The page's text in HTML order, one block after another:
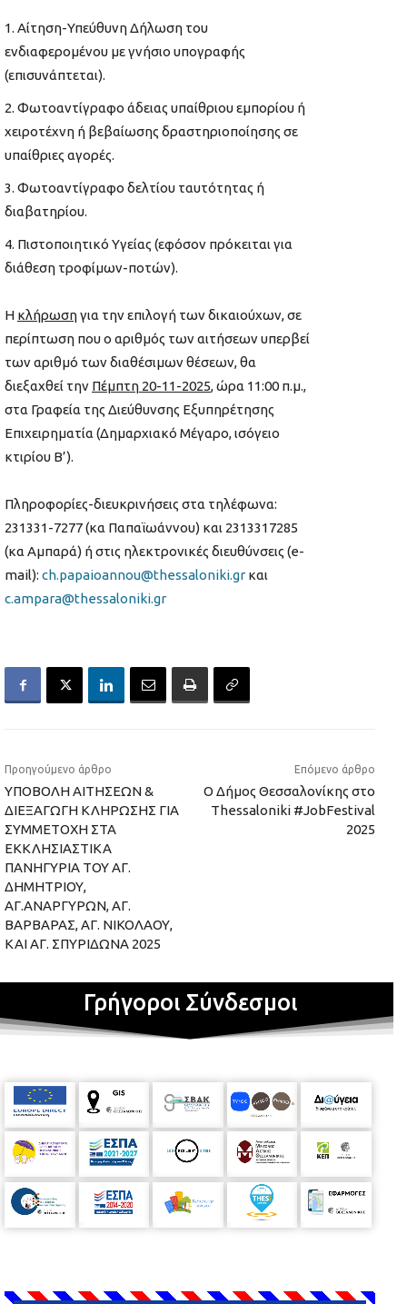
Αίτηση-Υπεύθυνη Δήλωση του
ενδιαφερομένου με γνήσιο υπογραφής
(επισυνάπτεται).
Φωτοαντίγραφο άδειας υπαίθριου εμπορίου ή
χειροτέχνη ή βεβαίωσης δραστηριοποίησης σε
υπαίθριες αγορές.
Φωτοαντίγραφο δελτίου ταυτότητας ή
διαβατηρίου.
Πιστοποιητικό Υγείας (εφόσον πρόκειται για
διάθεση τροφίμων-ποτών).
Η κλήρωσηγια την επιλογή των δικαιούχων, σε
περίπτωση που ο αριθμός των αιτήσεων υπερβεί
των αριθμό των διαθέσιμων θέσεων, θα
διεξαχθεί την Πέμπτη 20-11-2025, ώρα 11:00 π.μ.,
στα Γραφεία της Διεύθυνσης Εξυπηρέτησης
Επιχειρηματία (Δημαρχιακό Μέγαρο, ισόγειο
κτιρίου Β’).
Πληροφορίες-διευκρινήσεις στα τηλέφωνα:
231331-7277 (κα Παπαϊωάννου) και 2313317285
(κα Αμπαρά) ή στις ηλεκτρονικές διευθύνσεις (e-
mail): ch.papaioannou@thessaloniki.gr και
c.ampara@thessaloniki.gr
Προηγούμενο άρθρο
ΥΠΟΒΟΛΗ ΑΙΤΗΣΕΩΝ &
ΔΙΕΞΑΓΩΓΗ ΚΛΗΡΩΣΗΣ ΓΙΑ
ΣΥΜΜΕΤΟΧΗ ΣΤΑ
ΕΚΚΛΗΣΙΑΣΤΙΚΑ
ΠΑΝΗΓΥΡΙΑ ΤΟΥ ΑΓ.
ΔΗΜΗΤΡΙΟΥ,
ΑΓ.ΑΝΑΡΓΥΡΩΝ, ΑΓ.
ΒΑΡΒΑΡΑΣ, ΑΓ. ΝΙΚΟΛΑΟΥ,
ΚΑΙ ΑΓ. ΣΠΥΡΙΔΩΝΑ 2025
Επόμενο άρθρο
Ο Δήμος Θεσσαλονίκης στο
Thessaloniki #JobFestival
2025
Γρήγοροι Σύνδεσμοι